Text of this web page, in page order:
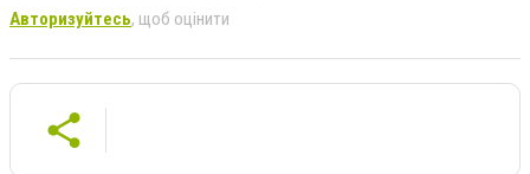
Авторизуйтесь, щоб оцінити